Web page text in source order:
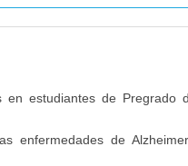
en estudiantes de Pregrado
enfermedades de